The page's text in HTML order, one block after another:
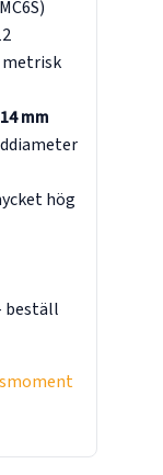
mm
hög
beställ